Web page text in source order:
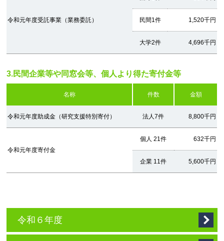
令和元年度受託事業（業務委託） 民間1件 1,520千円
大学2件 4,696千円
3.民間企業等や同窓会等、個人より得た寄付金等
名称 件数 金額
令和元年度助成金（研究支援特別寄付） 法人7件 8,800千円
令和元年度寄付金
個人 21件 632千円
企業 11件 5,600千円
令和６年度